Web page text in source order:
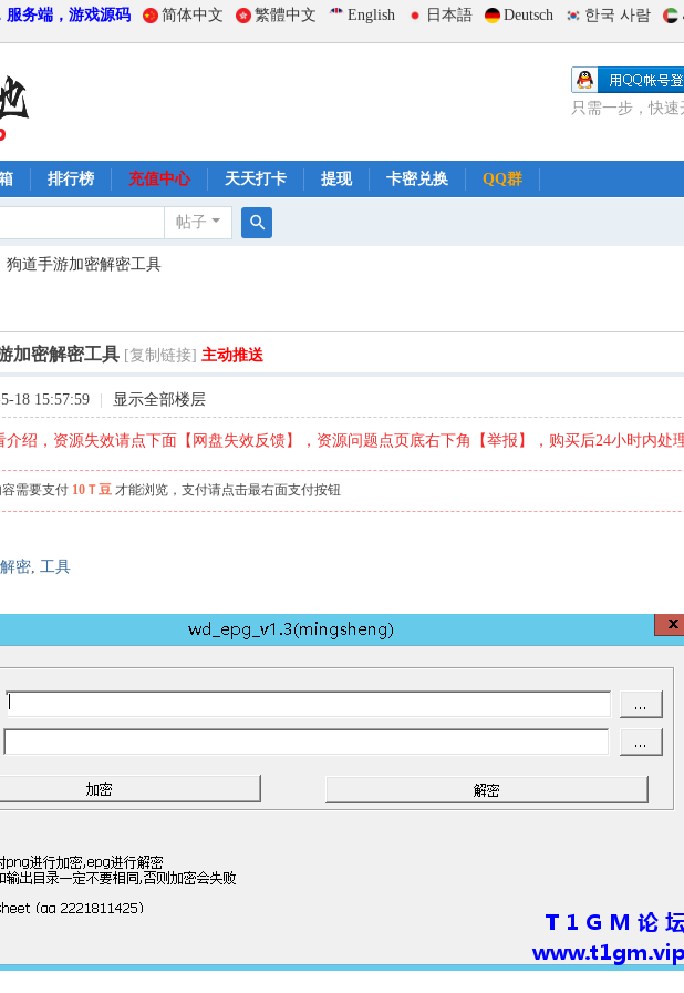
服务端，游戏源码 简体中文 繁體中文 English 日本語 Deutsch 한국 사람
只需一步，快速
排行榜 充值中心 天天打卡 提现 卡密兑换 QQ群
帖子
狗道手游加密解密工具
加密解密工具 [复制链接] 主动推送
18 15:57:59 显示全部楼层
介绍，资源失效请点下面【网盘失效反馈】，资源问题点页底右下角【举报】，购买后24小时内处
需要支付 10Ｔ豆 才能浏览，支付请点击最右面支付按钮
密,工具